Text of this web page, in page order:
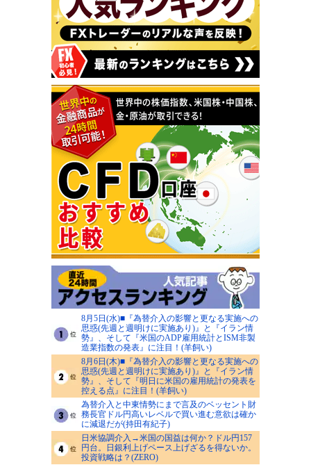
8月5日(水)■『為替介入の影響と更なる実施への
思惑(先週と週明けに実施あり)』と『イラン情
勢』、そして『米国のADP雇用統計とISM非製
造業指数の発表』に注目！(羊飼い)
8月6日(木)■『為替介入の影響と更なる実施への
思惑(先週と週明けに実施あり)』と『イラン情
勢』、そして『明日に米国の雇用統計の発表を
控える点』に注目！(羊飼い)
為替介入と中東情勢にまで言及のベッセント財
務長官ドル円高いレベルで買い進む意欲は確か
に減退だが(持田有紀子)
日米協調介入→米国の国益は何か？ドル円157
円台。日銀利上げペース上げざるを得ないか。
投資戦略は？(ZERO)